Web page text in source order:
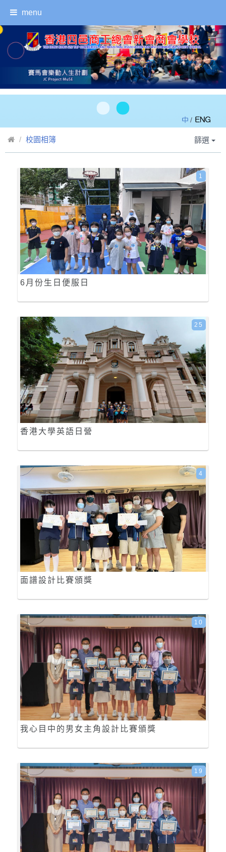
menu
/
校園相簿 篩選
6月份生日便服日
1
香港大學英語日營
25
面譜設計比賽頒獎
4
我心目中的男女主角設計比賽頒獎
10
19